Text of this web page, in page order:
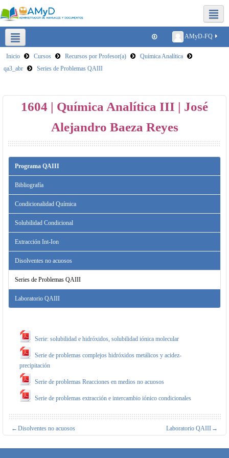
AMyD-FQ
Plataformas para clases virtuales Reducir tamaño de archivos
Inicio Cursos Recursos por Profesor(a)
Química Analítica
qa3_abr
Series de Problemas QAIII
1604 | Química Analítica III | José
Alejandro Baeza Reyes
Programa QAIII
Bibliografía
Condicionalidad Química
Solubilidad Condicional
Extracción Int-Ion
Disolventes no acuosos
Series de Problemas QAIII
Laboratorio QAIII
Serie: solubilidad e hidróxidos, solubilidad iónica molecular
Serie de problemas complejos hidróxidos metálicos y acidez-
precipitación
Serie de problemas Reacciones en medios no acuosos
Serie de problemas extracción e intercambio iónico condicionales
← Disolventes no acuosos Laboratorio QAIII →